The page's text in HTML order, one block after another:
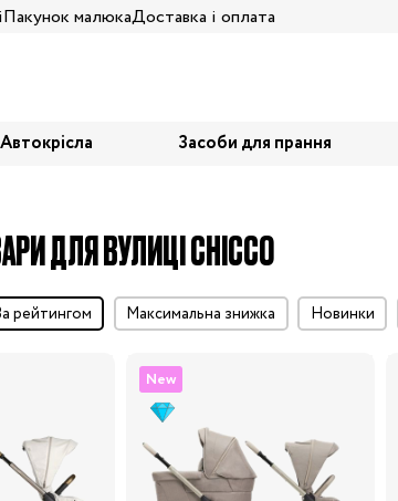
Пакунок малюкаДоставка і оплата
Автокрісла Засоби для прання
ДЛЯ ВУЛИЦІ CHICCO
за рейтингом максимальна знижка Новинки
New